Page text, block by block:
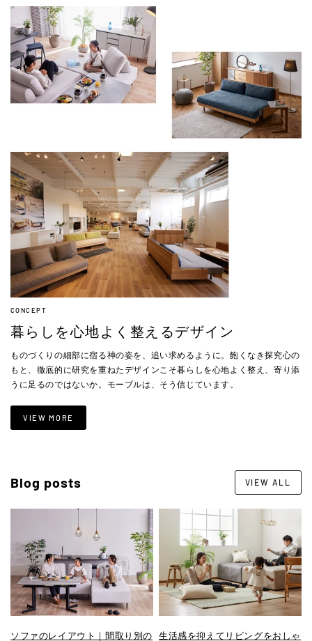
CONCEPT
暮らしを心地よく整えるデザイン
ものづくりの細部に宿る神の姿を、追い求めるように。飽くなき探究心の
もと、徹底的に研究を重ねたデザインこそ暮らしを心地よく整え、寄り添
うに足るのではないか。モーブルは、そう信じています。
VIEW MORE
Blog posts VIEW ALL
ソファのレイアウト｜間取り別の
生活感を抑えてリビングをおしゃ